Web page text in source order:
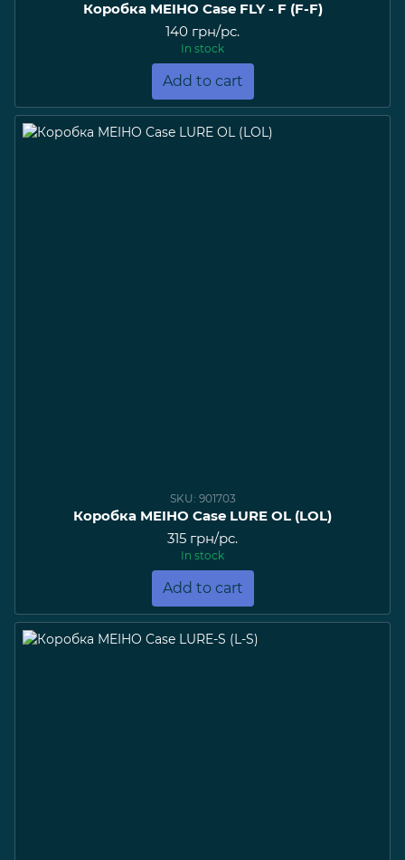
Коробка MEIHO Case FLY - F (F-F)
140 грн/pc.
In stock
Add to cart
SKU: 901703
Коробка MEIHO Case LURE OL (LOL)
315 грн/pc.
In stock
Add to cart